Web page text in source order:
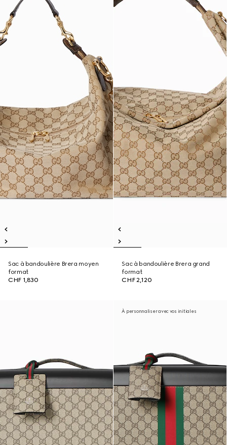
Sac à bandoulière Brera moyen
format
CHF 1,830
Sac à bandoulière Brera grand
format
CHF 2,120
À personnaliser avec vos initiales